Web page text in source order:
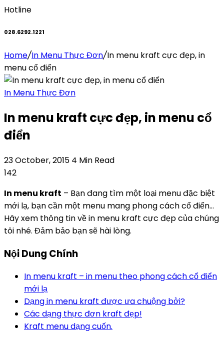
Hotline
028.6292.1221
Home/In Menu Thực Đơn/In menu kraft cực đẹp, in
menu cổ điển
In Menu Thực Đơn
In menu kraft cực đẹp, in menu cổ
điển
23 October, 2015 4 Min Read
142
In menu kraft – Bạn đang tìm một loại menu đặc biệt
mới lạ, bạn cần một menu mang phong cách cổ điển…
Hãy xem thông tin về in menu kraft cực đẹp của chúng
tôi nhé. Đảm bảo bạn sẽ hài lòng.
Nội Dung Chính
In menu kraft – in menu theo phong cách cổ điển
mới lạ
Dạng in menu kraft được ưa chuộng bởi?
Các dạng thực đơn kraft đẹp!
Kraft menu dạng cuốn.